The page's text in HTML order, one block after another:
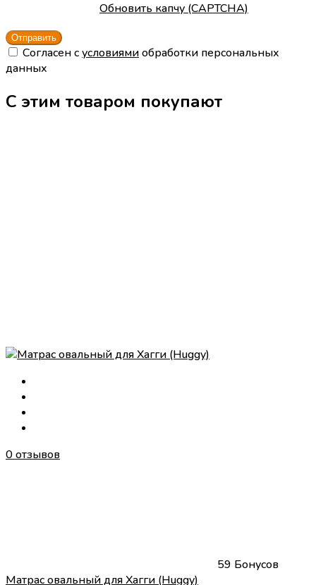
Обновить капчу (CAPTCHA)
Cогласен сусловиямиобработки персональных
данных
С этим товаром покупают
0 отзывов
59 Бонусов
Матрас овальный для Хагги (Huggy)